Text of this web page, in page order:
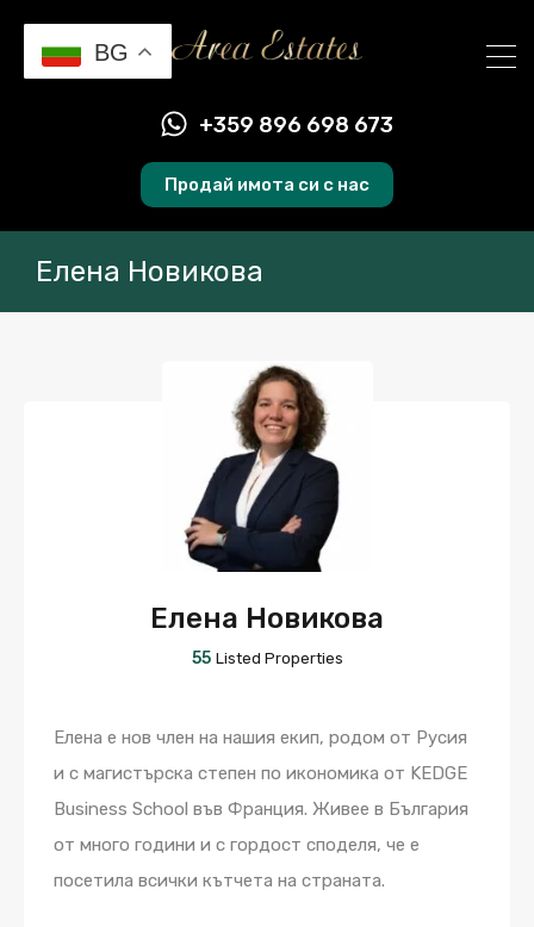
+359 896 698 673
Продай имота си с нас
Елена Новикова
Елена Новикова
55 Listed Properties
Елена е нов член на нашия екип, родом от Русия
и с магистърска степен по икономика от KEDGE
Business School във Франция. Живее в България
от много години и с гордост споделя, че е
посетила всички кътчета на страната.
BG